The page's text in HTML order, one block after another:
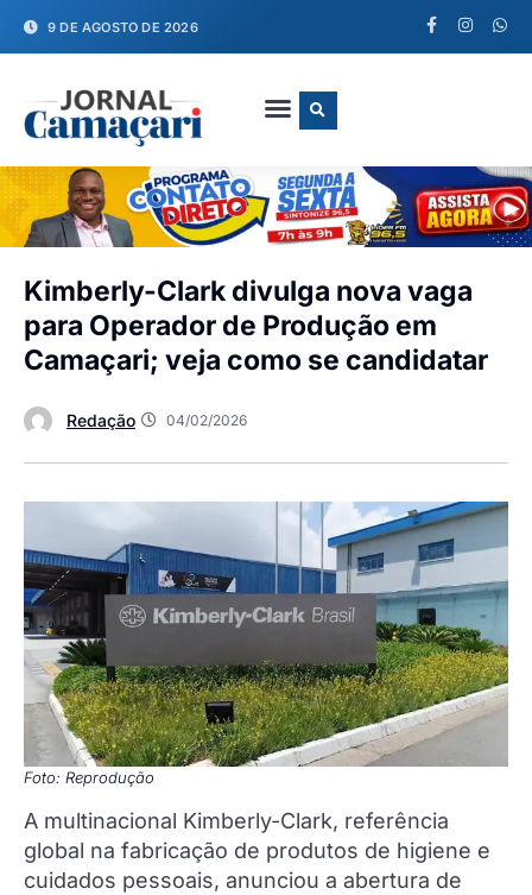
9 DE AGOSTO DE 2026
Kimberly-Clark divulga nova vaga
para Operador de Produção em
Camaçari; veja como se candidatar
Redação 04/02/2026
Foto: Reprodução
A multinacional Kimberly-Clark, referência
global na fabricação de produtos de higiene e
cuidados pessoais, anunciou a abertura de